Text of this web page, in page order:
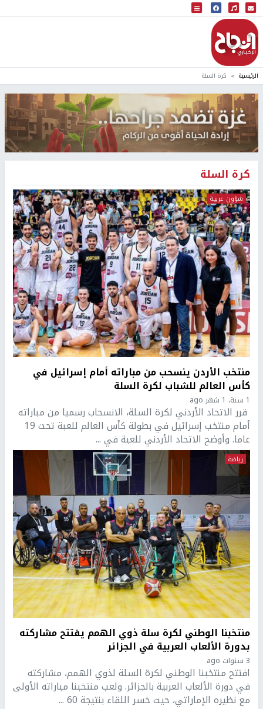
البث المباشر
إذاعة النجاح
الرئيسية كرة السلة
كرة السلة
شؤون عربية
منتخب الأردن ينسحب من مباراته أمام إسرائيل في
كأس العالم للشباب لكرة السلة
1 سنة، 1 شهر ago
قرر الاتحاد الأردني لكرة السلة، الانسحاب رسميا من مباراته
أمام منتخب إسرائيل في بطولة كأس العالم للعبة تحت 19
عاما. وأوضح الاتحاد الأردني للعبة في ...
رياضة
منتخبنا الوطني لكرة سلة ذوي الهمم يفتتح مشاركته
بدورة الألعاب العربية في الجزائر
3 سنوات ago
افتتح منتخبنا الوطني لكرة السلة لذوي الهمم، مشاركته
في دورة الألعاب العربية بالجزائر. ولعب منتخبنا مباراته الأولى
مع نظيره الإماراتي، حيث خسر اللقاء بنتيجة 60 ...